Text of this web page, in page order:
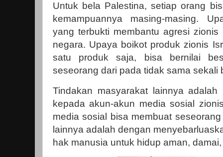
Untuk bela Palestina, setiap orang
kemampuannya masing-masing.
yang terbukti membantu agresi
negara. Upaya boikot produk zionis
satu produk saja, bisa bernilai
seseorang dari pada tidak sama sekali
Tindakan masyarakat lainnya adalah
kepada akun-akun media sosial
media sosial bisa membuat
lainnya adalah dengan
hak manusia untuk hidup aman,